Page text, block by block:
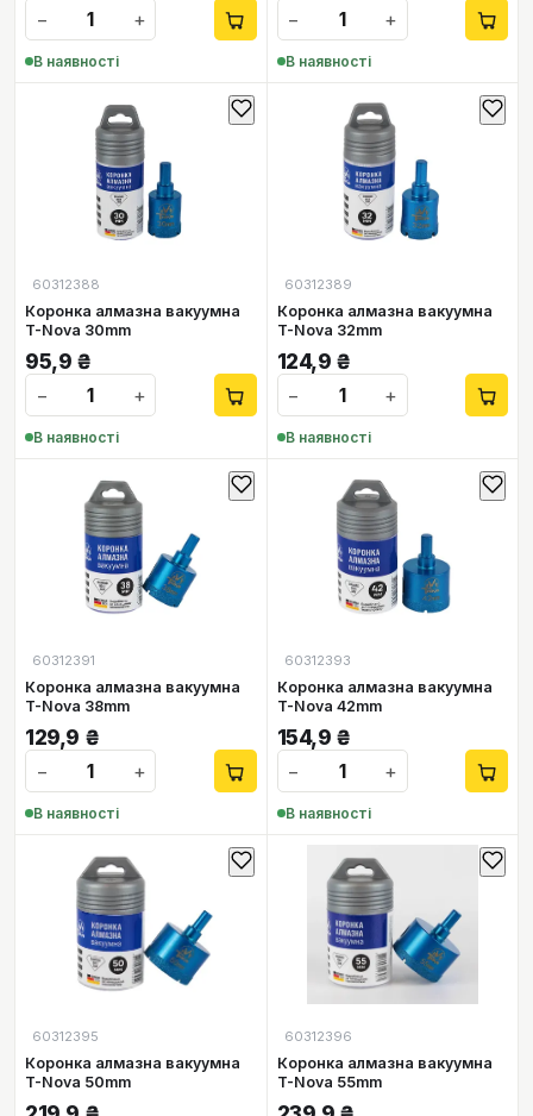
−
+
В наявності
−
+
В наявності
60312388
Коронка алмазна вакуумна
T-Nova 30mm
95,9 ₴
−
+
В наявності
60312389
Коронка алмазна вакуумна
T-Nova 32mm
124,9 ₴
−
+
В наявності
60312391
Коронка алмазна вакуумна
T-Nova 38mm
129,9 ₴
−
+
В наявності
60312393
Коронка алмазна вакуумна
T-Nova 42mm
154,9 ₴
−
+
В наявності
60312395
Коронка алмазна вакуумна
T-Nova 50mm
60312396
Коронка алмазна вакуумна
T-Nova 55mm